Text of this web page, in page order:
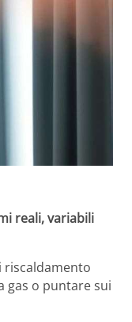
reali, variabili
riscaldamento
gas o puntare sui